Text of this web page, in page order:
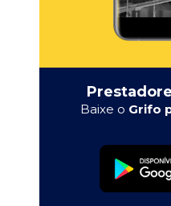
Baixe o Grifo